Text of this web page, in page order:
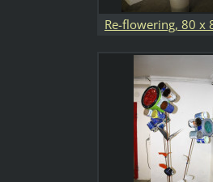
Re-flowering, 80 x